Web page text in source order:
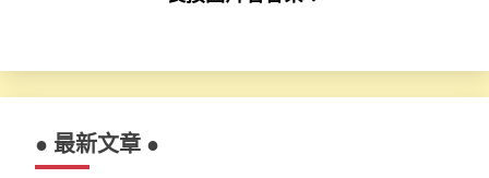
● 最新文章 ●